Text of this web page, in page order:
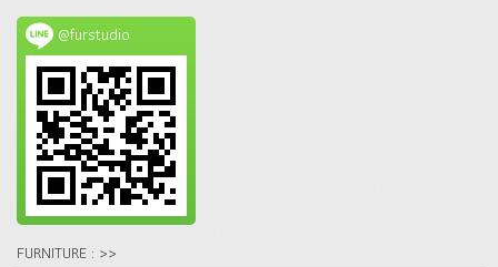
@furstudio
FURNITURE : >>